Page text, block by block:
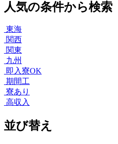
人気の条件から検索
東海
関西
関東
九州
即入寮OK
期間工
寮あり
高収入
並び替え